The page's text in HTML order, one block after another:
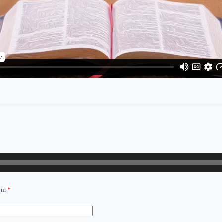
*